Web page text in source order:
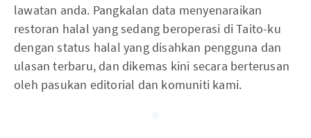
lawatan anda. Pangkalan data menyenaraikan
restoran halal yang sedang beroperasi di Taito-ku
dengan status halal yang disahkan pengguna dan
ulasan terbaru, dan dikemas kini secara berterusan
oleh pasukan editorial dan komuniti kami.